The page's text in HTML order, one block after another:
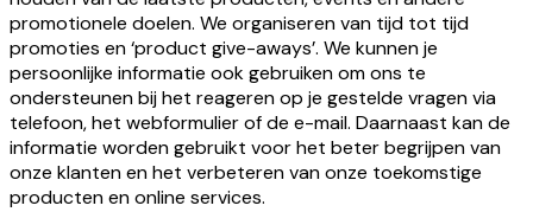
promotionele doelen. We organiseren van tijd tot tijd
promoties en ‘product give-aways’. We kunnen je
persoonlijke informatie ook gebruiken om ons te
ondersteunen bij het reageren op je gestelde vragen via
telefoon, het webformulier of de e-mail. Daarnaast kan de
informatie worden gebruikt voor het beter begrijpen van
onze klanten en het verbeteren van onze toekomstige
producten en online services.